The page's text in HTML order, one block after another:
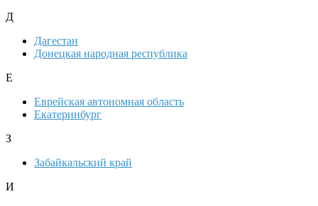
Д
Дагестан
Донецкая народная республика
Е
Еврейская автономная область
Екатеринбург
З
Забайкальский край
И